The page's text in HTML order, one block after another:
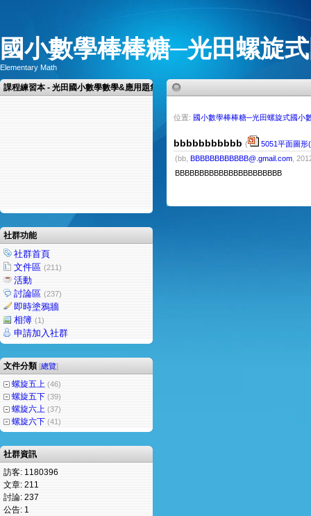
國小數學棒棒糖─光田螺旋
Elementary Math
課程練習本 - 光田國小數學數學&應用題集
社群功能
社群首頁
文件區 (211)
活動
討論區 (237)
即時塗鴉牆
相簿 (1)
申請加入社群
文件分類 [總覽]
螺旋五上 (46)
螺旋五下 (39)
螺旋六上 (37)
螺旋六下 (41)
社群資訊
訪客: 1180396
文章: 211
討論: 237
公告: 1
位置: 國小數學棒棒糖─光田螺旋式國小
bbbbbbbbbbb (
5051平面圖形
(bb, BBBBBBBBBBBB@.gmail.com ,
BBBBBBBBBBBBBBBBBBBBBB